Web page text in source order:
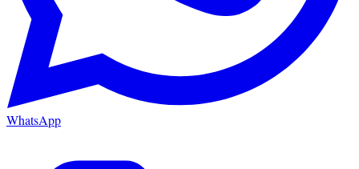
WhatsApp